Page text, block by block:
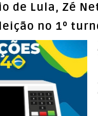
de Lula, Zé
no 1º